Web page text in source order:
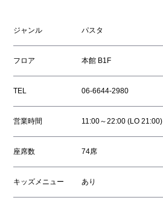
ジャンル パスタ
フロア 本館 B1F
TEL 06-6644-2980
営業時間 11:00～22:00 (LO 21:00)
座席数 74席
キッズメニュー あり